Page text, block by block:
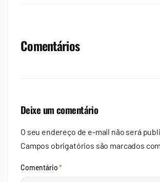
Comentários
Deixe um comentário
O seu endereço de e-mail não será
Campos obrigatórios são marcados
Comentário*